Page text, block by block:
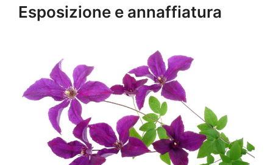
Esposizione e annaffiatura